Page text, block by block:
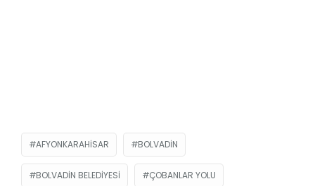
AFYONKARAHISAR BOLVADIN
BOLVADIN BELEDIYESI ÇOBANLAR YOLU